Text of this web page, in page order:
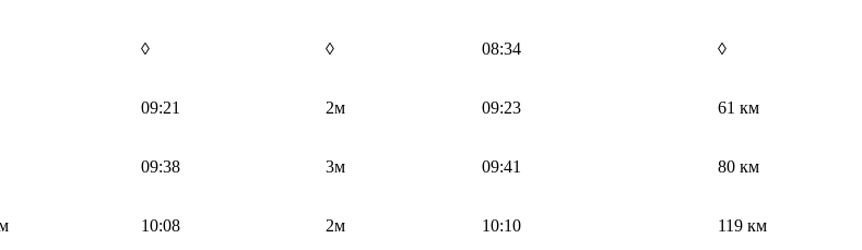
◊ ◊ 08:34 ◊
09:21 2м 09:23 61 км
09:38 3м 09:41 80 км
10:08 2м 10:10 119 км